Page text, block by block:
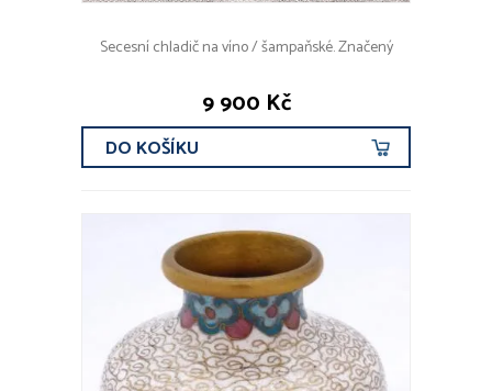
Secesní chladič na víno / šampaňské. Značený
9 900 Kč
DO KOŠÍKU